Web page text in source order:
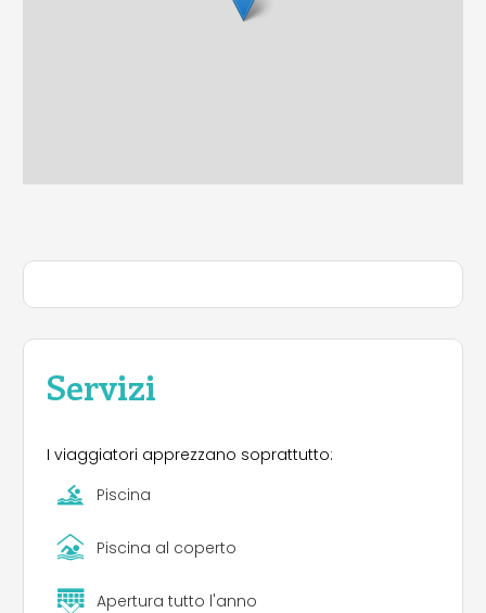
Servizi
I viaggiatori apprezzano soprattutto:
Piscina
Piscina al coperto
Apertura tutto l'anno